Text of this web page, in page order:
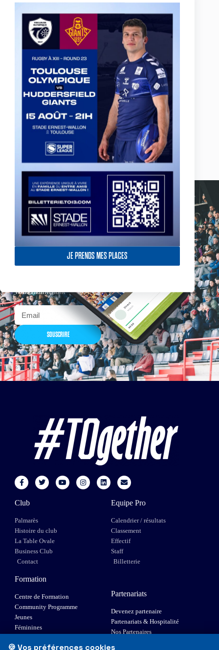
JE PRENDS MES PLACES
Actualités, nouveautés,
billetterie, remises
exceptionnelles dans la
vous maintenant
SOUSCRIRE
Club
Palmarès
Histoire du club
La Table Ovale
Business Club
Contact
Equipe Pro
Calendrier / résultats
Classement
Effectif
Staff
Billetterie
Formation
Centre de Formation
Community Programme
Jeunes
Féminines
Elite 1
Partenariats
Devenez partenaire
Partenariats & Hospitalité
Nos Partenaires
🍪 Vos préférences cookies